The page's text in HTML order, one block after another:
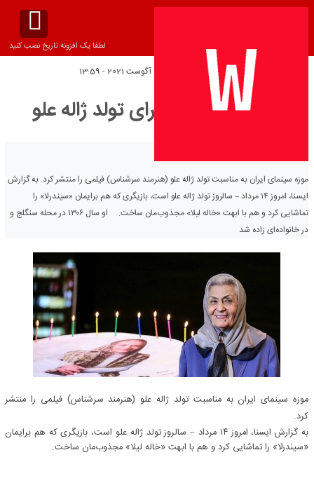
لطفا یک افزونه تاریخ نصب کنید.
تاریخ انتشار:
انتشار یک فیلم برای تولد ژاله علو
موزه سینمای ایران به مناسبت تولد ژاله علو (هنرمند سرشناس) فیلمی را منتشر کرد. به گزارش
ایسنا، امروز ۱۴ مرداد – سالروز تولد ژاله علو است، بازیگری که هم برایمان «سیندرلا» را
تماشایی کرد و هم با ابهت «خاله لیلا» مجذوب‌مان ساخت. او سال ۱۳۰۶ در محله سنگلج و
در خانواده‌ای زاده شد
موزه سینمای ایران به مناسبت تولد ژاله علو (هنرمند سرشناس) فیلمی را منتشر
کرد.
به گزارش ایسنا، امروز ۱۴ مرداد – سالروز تولد ژاله علو است، بازیگری که هم برایمان
«سیندرلا» را تماشایی کرد و هم با ابهت «خاله لیلا» مجذوب‌مان ساخت.